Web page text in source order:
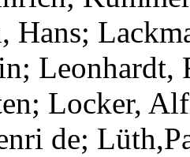
Hans;
Leonhardt,
Locker,
de;